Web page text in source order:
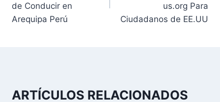
v
e
c
de Conducir en
Arequipa Perú
us.org Para
Ciudadanos de EE.UU
ARTÍCULOS RELACIONADOS